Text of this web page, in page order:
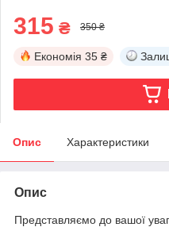
315 ₴ 350 ₴
Економія 35 ₴
Опис Характеристики
Опис
Представляємо до вашої